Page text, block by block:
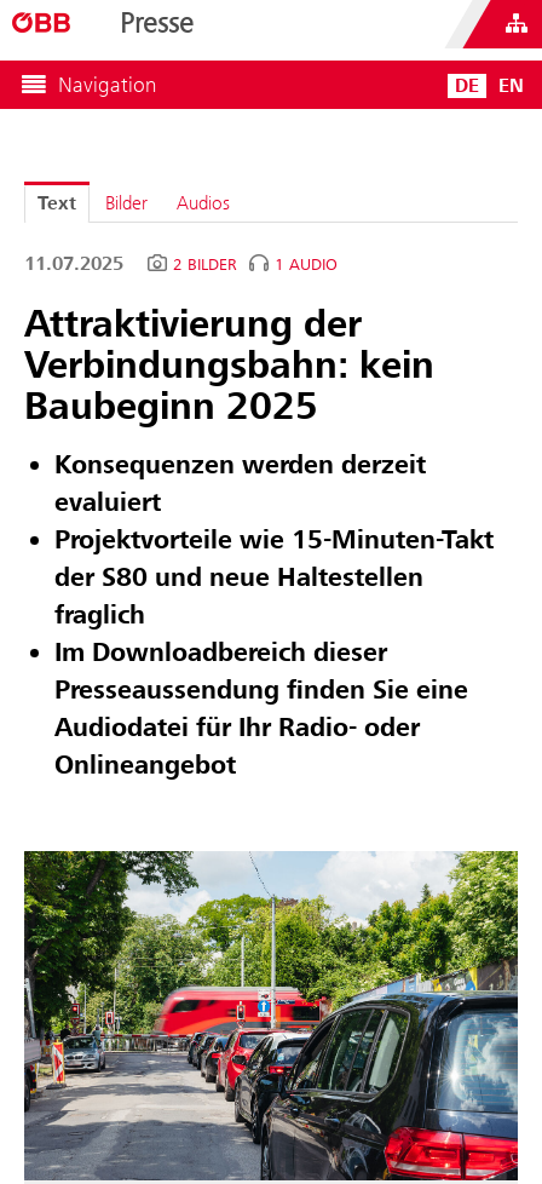
Presse
Navigation DE EN
Text Bilder Audios
11.07.2025 2 BILDER 1 AUDIO
Attraktivierung der
Verbindungsbahn: kein
Baubeginn 2025
Konsequenzen werden derzeit
evaluiert
Projektvorteile wie 15-Minuten-Takt
der S80 und neue Haltestellen
fraglich
Im Downloadbereich dieser
Presseaussendung finden Sie eine
Audiodatei für Ihr Radio- oder
Onlineangebot